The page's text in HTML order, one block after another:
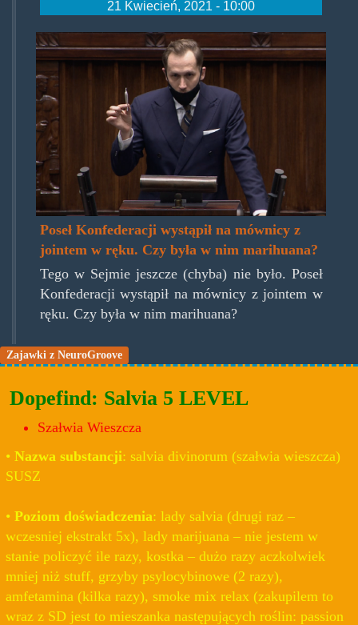
21 Kwiecień, 2021 - 10:00
berkowicz.png
Poseł Konfederacji wystąpił na mównicy z
jointem w ręku. Czy była w nim marihuana?
Tego w Sejmie jeszcze (chyba) nie było. Poseł
Konfederacji wystąpił na mównicy z jointem w
ręku. Czy była w nim marihuana?
Zajawki z NeuroGroove
Dopefind: Salvia 5 LEVEL
Szałwia Wieszcza
• Nazwa substancji: salvia divinorum (szałwia wieszcza)
SUSZ
• Poziom doświadczenia: lady salvia (drugi raz –
wczesniej ekstrakt 5x), lady marijuana – nie jestem w
stanie policzyć ile razy, kostka – dużo razy aczkolwiek
mniej niż stuff, grzyby psylocybinowe (2 razy),
amfetamina (kilka razy), smoke mix relax (zakupilem to
wraz z SD jest to mieszanka następujących roślin: passion